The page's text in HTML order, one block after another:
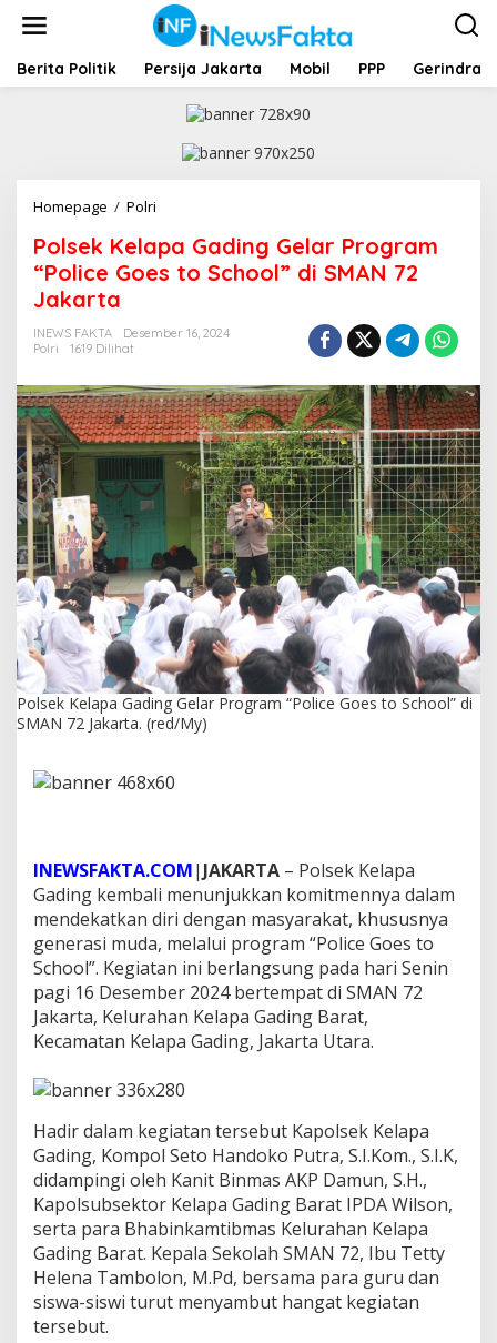
t
Berita Politik Persija Jakarta Mobil PPP Gerindra
Homepage / Polri
l
s
e
K
a
p
a
G
d
n
G
e
l
r
P
r
o
g
m
l
i
c
e
G
o
e
s
t
o
c
o
o
l
”
d
i
S
M
A
N
Polsek Kelapa Gading Gelar Program
“Police Goes to School” di SMAN 72
Jakarta
INEWS FAKTA
Desember 16, 2024
Polri
1619 Dilihat
Polsek Kelapa Gading Gelar Program “Police Goes to School” di
SMAN 72 Jakarta. (red/My)
INEWSFAKTA.COM| JAKARTA – Polsek Kelapa
Gading kembali menunjukkan komitmennya dalam
mendekatkan diri dengan masyarakat, khususnya
generasi muda, melalui program “Police Goes to
School”. Kegiatan ini berlangsung pada hari Senin
pagi 16 Desember 2024 bertempat di SMAN 72
Jakarta, Kelurahan Kelapa Gading Barat,
Kecamatan Kelapa Gading, Jakarta Utara.
Hadir dalam kegiatan tersebut Kapolsek Kelapa
Gading, Kompol Seto Handoko Putra, S.I.Kom., S.I.K,
didampingi oleh Kanit Binmas AKP Damun, S.H.,
Kapolsubsektor Kelapa Gading Barat IPDA Wilson,
serta para Bhabinkamtibmas Kelurahan Kelapa
Gading Barat. Kepala Sekolah SMAN 72, Ibu Tetty
Helena Tambolon, M.Pd, bersama para guru dan
siswa-siswi turut menyambut hangat kegiatan
tersebut.